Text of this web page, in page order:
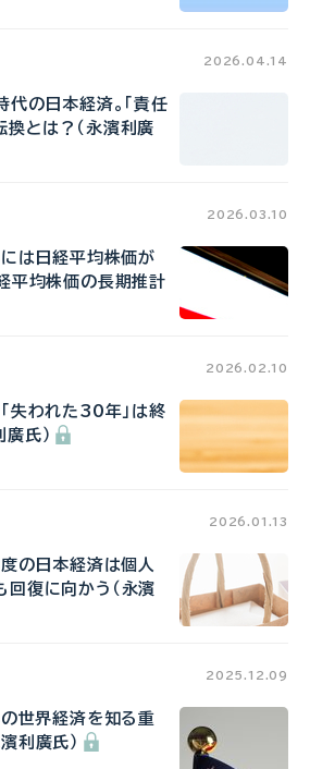
2026.04.14
代の日本経済。「責任
換とは？（永濱利廣
2026.03.10
は日経平均株価が
均株価の長期推計
2026.02.10
失われた30年」は終
氏）
2026.01.13
の日本経済は個人
回復に向かう（永濱
2025.12.09
世界経済を知る重
利廣氏）